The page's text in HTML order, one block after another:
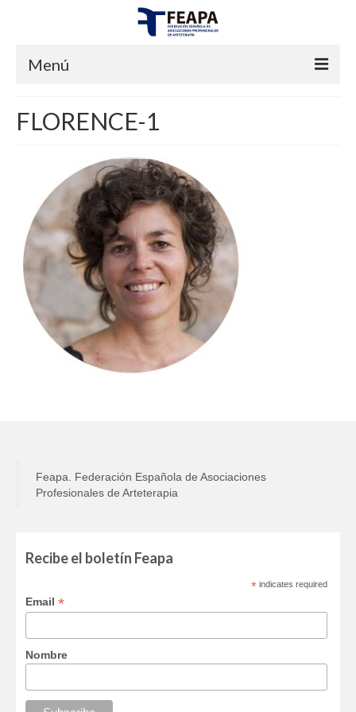
Menú
¿QUIENES SOMOS?
JUNTA DIRECTIVA
CERTIFICACIONES
ESTATUTOS
¿QUÉ ENTENDEMOS POR ARTETERAPIA?
PREGUNTAS FRECUENTES
CÓDIGO ÉTICO
ATe
ACTIVIDADES DE ARTETERAPIA
PUBLICACIONES
Efectividad de la arteterapia: informe sobre la
FLORENCE-1
Feapa. Federación Española de Asociaciones
Profesionales de Arteterapia
Recibe el boletín Feapa
* indicates required
Email*
Nombre